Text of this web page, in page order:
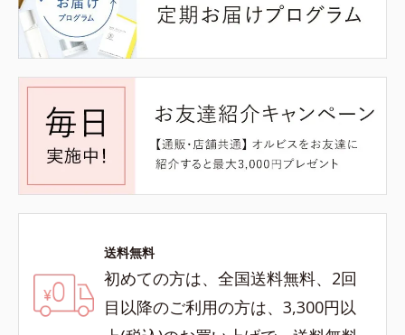
送料無料
初めての方は、全国送料無料、2回
目以降のご利用の方は、3,300円以